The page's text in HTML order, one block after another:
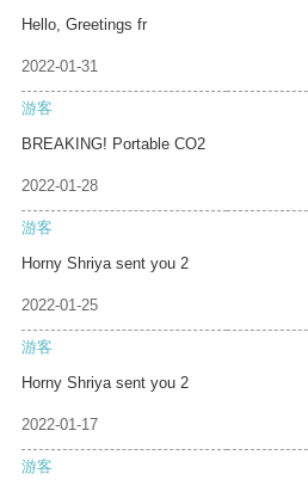
Hello, Greetings fr
2022-01-31
游客
BREAKING! Portable CO2
2022-01-28
游客
Horny Shriya sent you 2
2022-01-25
游客
Horny Shriya sent you 2
2022-01-17
游客